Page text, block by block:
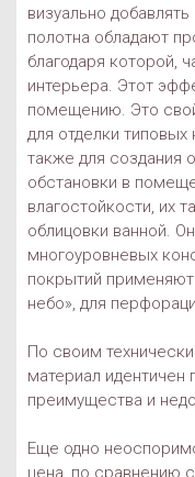
визуально
полотна обладают
благодаря которой,
интерьера. Этот
помещению. Это
для отделки
также для создания
обстановки в
влагостойкости, их
облицовки ванной.
многоуровневых
покрытий
небо», для
По своим
материал
преимущества и
Еще одно
цена, по сравнению